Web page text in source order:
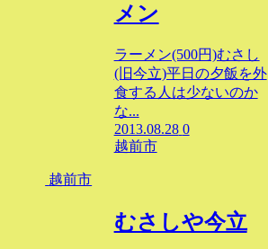
メン
ラーメン(500円)むさし
(旧今立)平日の夕飯を外
食する人は少ないのか
な...
2013.08.28 0
越前市
越前市
むさしや今立